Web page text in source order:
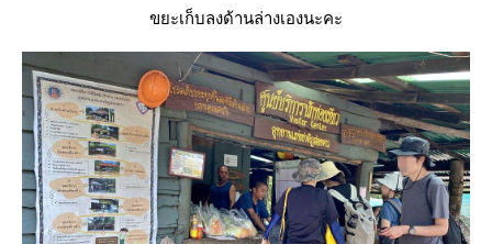
ขยะเก็บลงด้านล่างเองนะคะ